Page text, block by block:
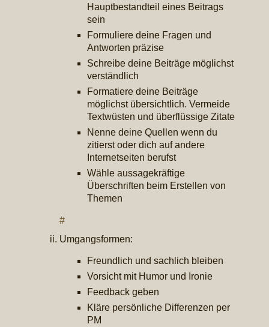
Hauptbestandteil eines Beitrags
sein
Formuliere deine Fragen und
Antworten präzise
Schreibe deine Beiträge möglichst
verständlich
Formatiere deine Beiträge
möglichst übersichtlich. Vermeide
Textwüsten und überflüssige Zitate
Nenne deine Quellen wenn du
zitierst oder dich auf andere
Internetseiten berufst
Wähle aussagekräftige
Überschriften beim Erstellen von
Themen
#
Umgangsformen:
Freundlich und sachlich bleiben
Vorsicht mit Humor und Ironie
Feedback geben
Kläre persönliche Differenzen per
PM